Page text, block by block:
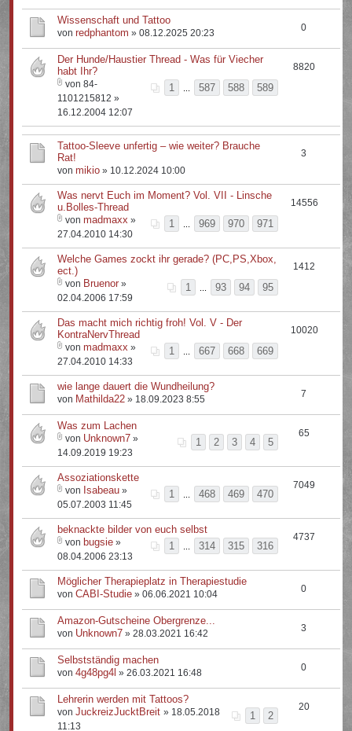
Wissenschaft und Tattoo
vonredphantom » 08.12.2025 20:23 0
Der Hunde/Haustier Thread - Was für Viecher
habt Ihr?
1
587 588 589
von 84-
1101215812 »
16.12.2004 12:07
8820
Tattoo-Sleeve unfertig – wie weiter? Brauche
Rat!
vonmikio » 10.12.2024 10:00
3
Was nervt Euch im Moment? Vol. VII - Linsche
u.Bolles-Thread
1
969 970 971
vonmadmaxx »
27.04.2010 14:30
14556
Welche Games zockt ihr gerade? (PC,PS,Xbox,
ect.)
1
93 94 95
von Bruenor »
02.04.2006 17:59
1412
Das macht mich richtig froh! Vol. V - Der
KontraNervThread
1
667 668 669
vonmadmaxx »
27.04.2010 14:33
10020
wie lange dauert die Wundheilung?
von Mathilda22 » 18.09.2023 8:55 7
Was zum Lachen
1
2 3 4 5
von Unknown7 »
14.09.2019 19:23
65
Assoziationskette
1
468 469 470
von Isabeau »
05.07.2003 11:45
7049
beknackte bilder von euch selbst
1
314 315 316
von bugsie »
08.04.2006 23:13
4737
Möglicher Therapieplatz in Therapiestudie
vonCABI-Studie » 06.06.2021 10:04 0
Amazon-Gutscheine Obergrenze...
von Unknown7 » 28.03.2021 16:42 3
Selbstständig machen
von4g48pg4l » 26.03.2021 16:48 0
Lehrerin werden mit Tattoos?
1
2
vonJuckreizJucktBreit» 18.05.2018
11:13
20